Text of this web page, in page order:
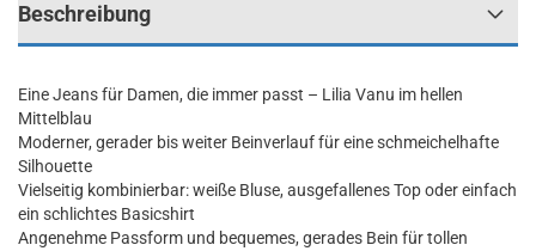
Beschreibung
Eine Jeans für Damen, die immer passt – Lilia Vanu im hellen
Mittelblau
Moderner, gerader bis weiter Beinverlauf für eine schmeichelhafte
Silhouette
Vielseitig kombinierbar: weiße Bluse, ausgefallenes Top oder einfach
ein schlichtes Basicshirt
Angenehme Passform und bequemes, gerades Bein für tollen